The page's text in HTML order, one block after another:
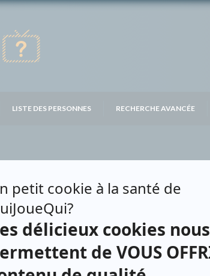
LISTE DES PERSONNES RECHERCHE AVANCÉE
TREMBLAY
Contributions